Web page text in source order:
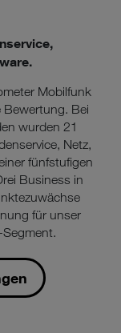
Mobilfunk
Bewertung. Bei
wurden 21
Netz,
fünfstufigen
Business in
für unser